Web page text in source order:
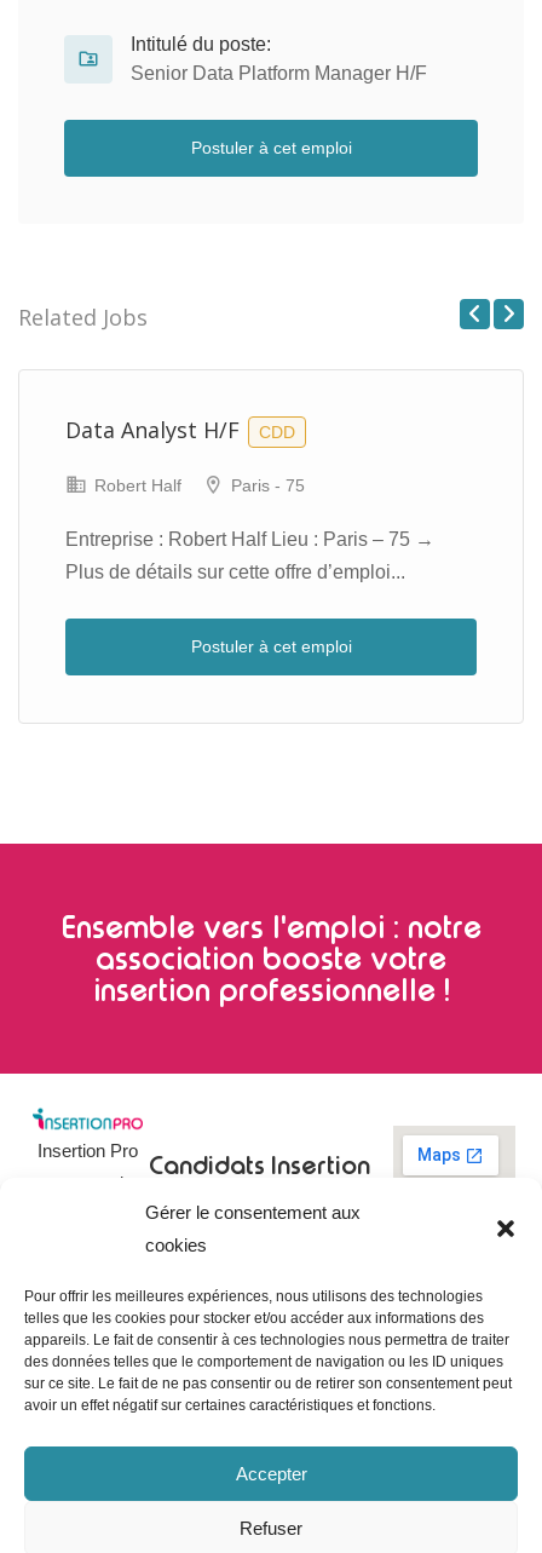
Gérer le consentement aux
cookies
Pour offrir les meilleures expériences, nous utilisons des technologies
telles que les cookies pour stocker et/ou accéder aux informations des
appareils. Le fait de consentir à ces technologies nous permettra de traiter
des données telles que le comportement de navigation ou les ID uniques
sur ce site. Le fait de ne pas consentir ou de retirer son consentement peut
avoir un effet négatif sur certaines caractéristiques et fonctions.
Accepter
Refuser
Intitulé du poste:
Senior Data Platform Manager H/F
Postuler à cet emploi
Related Jobs
Data Analyst H/F CDD
Robert Half Paris - 75
Entreprise : Robert Half Lieu : Paris – 75 →
Plus de détails sur cette offre d’emploi...
Postuler à cet emploi
Ensemble vers l'emploi : notre
association booste votre
insertion professionnelle !
Insertion Pro
est une action
pour
l’Insertion
Professionnelle ,
dédiée à
l’insertion et
Candidats
emploi
Tableau de
bord du
candidat
Entreprises
Poster une
entreprises
Insertion
09 73 03 78
Contact
CGU
Mentions
légales
confidentialité
Politique de
cookies